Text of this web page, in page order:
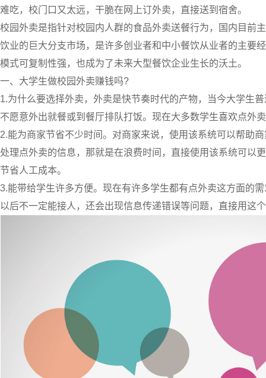
难吃，校门口又太远，干脆在网上订外卖，直接送到宿舍。
校园外卖是指针对校园内人群的食品外卖送餐行为，国内目前
饮业的巨大分支市场，是许多创业者和中小餐饮从业者的主要
模式可复制性强 ，也成为了未来大型餐饮企业生长的沃土。
一、大学生做校园外卖赚钱吗?
1.为什么要选择外卖，外卖是快节奏时代的产物，当今大学生
不愿意外出就餐或到餐厅排队打饭。现在大多数学生喜欢点外
2.能为商家节省不少时间 。对商家来说，使用该系统可以帮助
处理点外卖的信息，那就是在浪费时间，直接使用该系统可以
节省人工成本。
3.能带给学生许多方便。现在有许多学生都有点外卖这方面的
以后不一定能接人，还会出现信息传递错误等问题，直接用这